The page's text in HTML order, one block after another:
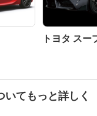
トヨタ スー
いてもっと詳しく